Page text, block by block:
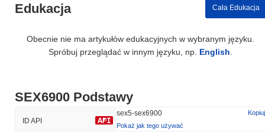
Edukacja Cała Edukacja
Obecnie nie ma artykułów edukacyjnych w wybranym języku.
Spróbuj przeglądać w innym języku, np. English
SEX6900 Podstawy
ID API
sex5-sex6900
Kopiuj
Pokaż jak tego używać